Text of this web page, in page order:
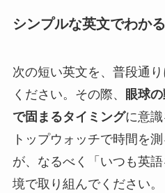
シンプルな英文でわか
次の短い英文を、普段通り
ください。その際、
眼球
で固まるタイミングに意
トップウォッチで時間を
が、なるべく「いつも英
境で取り組んでください。